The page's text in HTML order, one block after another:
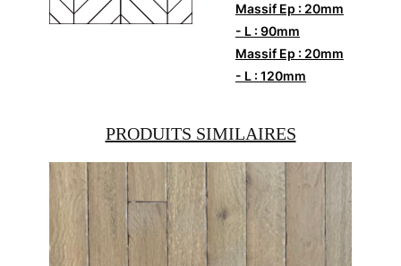
Massif Ep : 20mm
- L : 90mm
Massif Ep : 20mm
- L : 120mm
PRODUITS SIMILAIRES